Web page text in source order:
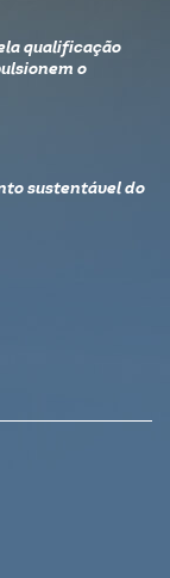
qualificação
o
sustentável do